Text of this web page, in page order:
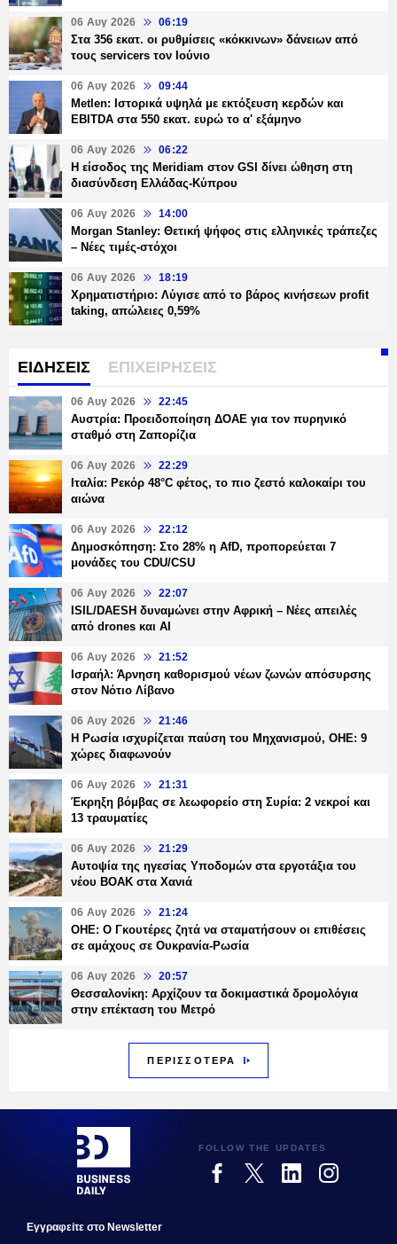
06 Αυγ 2026 06:19
Στα 356 εκατ. οι ρυθμίσεις «κόκκινων» δάνειων από
τους servicers τον Ιούνιο
06 Αυγ 2026 09:44
Metlen: Ιστορικά υψηλά με εκτόξευση κερδών και
EBITDA στα 550 εκατ. ευρώ το α' εξάμηνο
06 Αυγ 2026 06:22
Η είσοδος της Meridiam στον GSI δίνει ώθηση στη
διασύνδεση Ελλάδας-Κύπρου
06 Αυγ 2026 14:00
Morgan Stanley: Θετική ψήφος στις ελληνικές τράπεζες
– Νέες τιμές-στόχοι
06 Αυγ 2026 18:19
Χρηματιστήριο: Λύγισε από το βάρος κινήσεων profit
taking, απώλειες 0,59%
ΕΙΔΗΣΕΙΣ ΕΠΙΧΕΙΡΗΣΕΙΣ
06 Αυγ 2026 22:45
Αυστρία: Προειδοποίηση ΔΟΑΕ για τον πυρηνικό
σταθμό στη Ζαπορίζια
06 Αυγ 2026 22:29
Ιταλία: Ρεκόρ 48°C φέτος, το πιο ζεστό καλοκαίρι του
αιώνα
06 Αυγ 2026 22:12
Δημοσκόπηση: Στο 28% η AfD, προπορεύεται 7
μονάδες του CDU/CSU
06 Αυγ 2026 22:07
ISIL/DAESH δυναμώνει στην Αφρική – Νέες απειλές
από drones και AI
06 Αυγ 2026 21:52
Ισραήλ: Άρνηση καθορισμού νέων ζωνών απόσυρσης
στον Νότιο Λίβανο
06 Αυγ 2026 21:46
Η Ρωσία ισχυρίζεται παύση του Μηχανισμού, ΟΗΕ: 9
χώρες διαφωνούν
06 Αυγ 2026 21:31
Έκρηξη βόμβας σε λεωφορείο στη Συρία: 2 νεκροί και
13 τραυματίες
06 Αυγ 2026 21:29
Αυτοψία της ηγεσίας Υποδομών στα εργοτάξια του
νέου ΒΟΑΚ στα Χανιά
06 Αυγ 2026 21:24
ΟΗΕ: Ο Γκουτέρες ζητά να σταματήσουν οι επιθέσεις
σε αμάχους σε Ουκρανία-Ρωσία
06 Αυγ 2026 20:57
Θεσσαλονίκη: Αρχίζουν τα δοκιμαστικά δρομολόγια
στην επέκταση του Μετρό
ΠΕΡΙΣΣΟΤΕΡΑ
FOLLOW THE UPDATES
Εγγραφεiτε στο Newsletter